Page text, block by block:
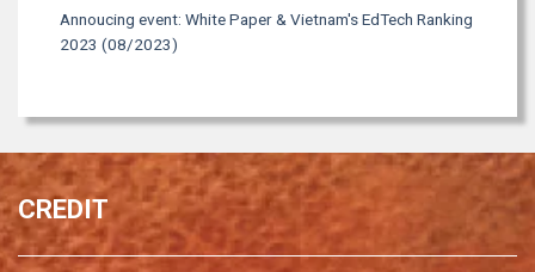
Annoucing event: White Paper & Vietnam's EdTech Ranking
2023 (08/2023)
CREDIT